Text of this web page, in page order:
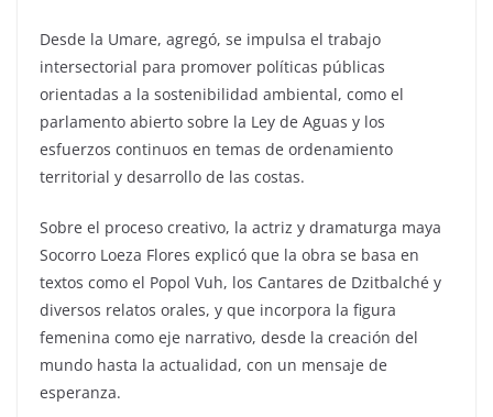
Desde la Umare, agregó, se impulsa el trabajo
intersectorial para promover políticas públicas
orientadas a la sostenibilidad ambiental, como el
parlamento abierto sobre la Ley de Aguas y los
esfuerzos continuos en temas de ordenamiento
territorial y desarrollo de las costas.
Sobre el proceso creativo, la actriz y dramaturga maya
Socorro Loeza Flores explicó que la obra se basa en
textos como el Popol Vuh, los Cantares de Dzitbalché y
diversos relatos orales, y que incorpora la figura
femenina como eje narrativo, desde la creación del
mundo hasta la actualidad, con un mensaje de
esperanza.